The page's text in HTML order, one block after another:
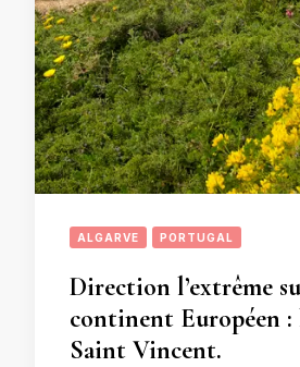
ALGARVE PORTUGAL
Direction l’extrême
continent Européen :
Saint Vincent.